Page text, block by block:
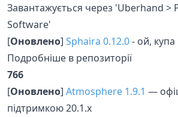
Завантажується через 'Uberhand >
Software'
[Оновлено] Sphaira 0.12.0- ой, купа
Подробніше в репозиторії
766
[Оновлено] Atmosphere 1.9.1 —
підтримкою 20.1.x